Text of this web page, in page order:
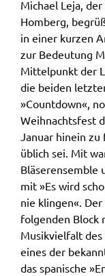
Michael Leja,
Homberg,
in einer kurzen
zur Bedeutung
Mittelpunkt der
die beiden
»Countdown«,
Weihnachtsfest
Januar hinein zu
üblich sei. Mit
Bläserensemble
mit »Es wird
nie klingen«.
folgenden Block
Musikvielfalt
eines der
das spanische